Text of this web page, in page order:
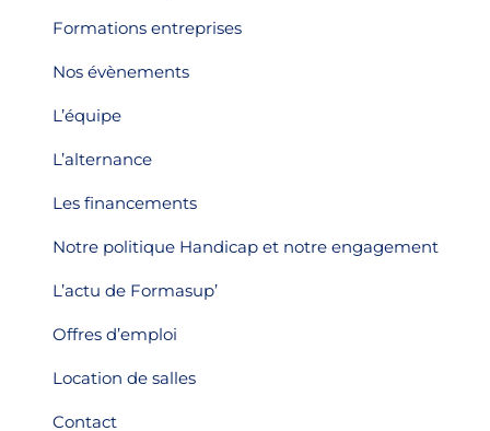
Formations entreprises
Nos évènements
L’équipe
L’alternance
Les financements
Notre politique Handicap et notre engagement
L’actu de Formasup’
Offres d’emploi
Location de salles
Contact